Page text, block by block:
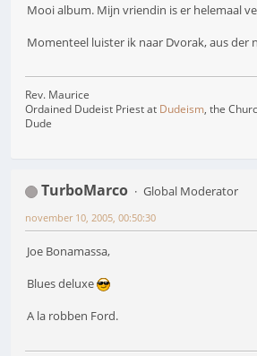
Mooi album. Mijn vriendin is er helemaal
Momenteel luister ik naar Dvorak, aus der
Rev. Maurice
Ordained Dudeist Priest at Dudeism, the
Dude
TurboMarco
Global Moderator
november 10, 2005, 00:50:30
Joe Bonamassa,
Blues deluxe
A la robben Ford.